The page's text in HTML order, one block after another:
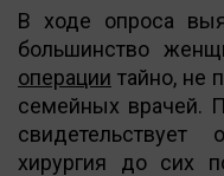
В ходе опроса
большинство
операции тайно, не
семейных врачей.
хирургия до сих